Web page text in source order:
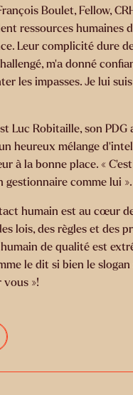
Boulet, Fellow,
ressources humaines
Leur complicité dure
m’a donné
les impasses. Je lui
Luc Robitaille, son PDG
heureux mélange
à la bonne place. «
gestionnaire comme lui ».
humain est au cœur
lois, des règles et des
de qualité est
le dit si bien le slogan
vous »!